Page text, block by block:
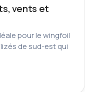
vents et
pour le wingfoil
de sud-est qui